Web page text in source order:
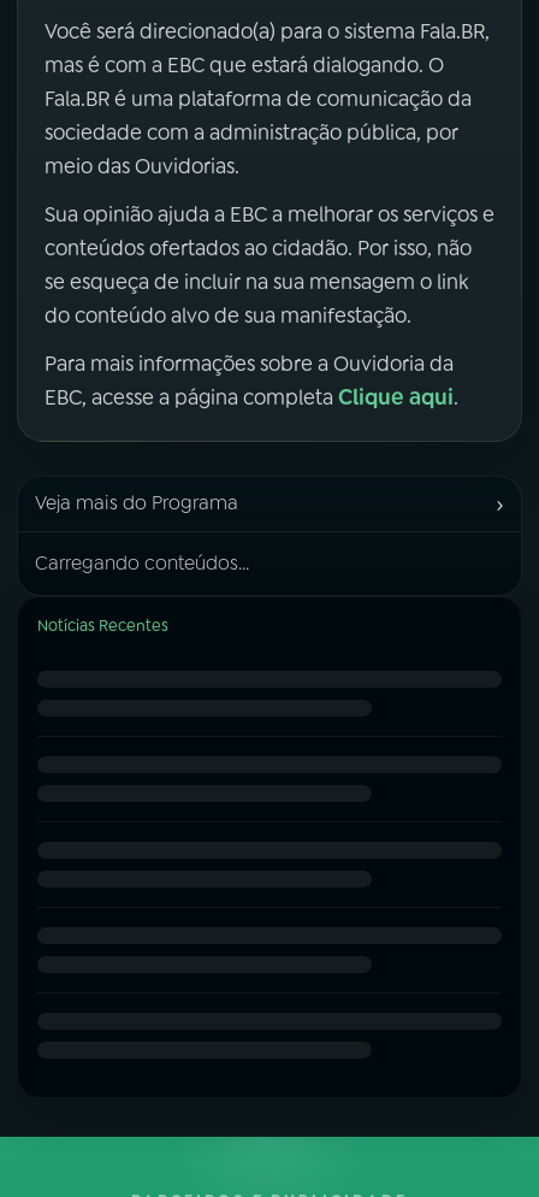
Você será direcionado(a) para o sistema Fala.BR,
mas é com a EBC que estará dialogando. O
Fala.BR é uma plataforma de comunicação da
sociedade com a administração pública, por
meio das Ouvidorias.
Sua opinião ajuda a EBC a melhorar os serviços e
conteúdos ofertados ao cidadão. Por isso, não
se esqueça de incluir na sua mensagem o link
do conteúdo alvo de sua manifestação.
Para mais informações sobre a Ouvidoria da
EBC, acesse a página completa Clique aqui.
Veja mais do Programa ›
Carregando conteúdos...
Notícias Recentes